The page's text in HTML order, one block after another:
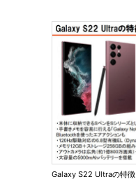
Galaxy S22 Ultraの特徴